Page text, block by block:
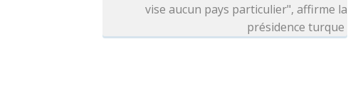
vise aucun pays particulier", affirme la
présidence turque